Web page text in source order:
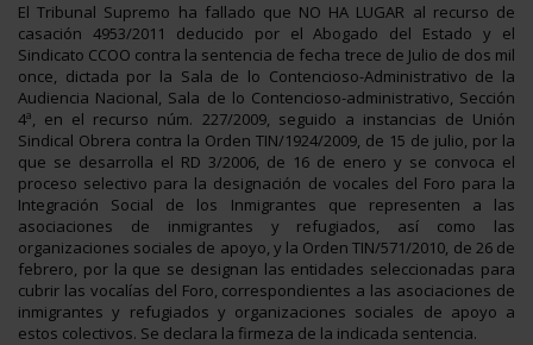
El Tribunal Supremo ha fallado que NO HA LUGAR al recurso de
casación 4953/2011 deducido por el Abogado del Estado y el
Sindicato CCOO contra la sentencia de fecha trece de Julio de dos mil
once, dictada por la Sala de lo Contencioso-Administrativo de la
Audiencia Nacional, Sala de lo Contencioso-administrativo, Sección
4ª, en el recurso núm. 227/2009, seguido a instancias de Unión
Sindical Obrera contra la Orden TIN/1924/2009, de 15 de julio, por la
que se desarrolla el RD 3/2006, de 16 de enero y se convoca el
proceso selectivo para la designación de vocales del Foro para la
Integración Social de los Inmigrantes que representen a las
asociaciones de inmigrantes y refugiados, así como las
organizaciones sociales de apoyo, y la Orden TIN/571/2010, de 26 de
febrero, por la que se designan las entidades seleccionadas para
cubrir las vocalías del Foro, correspondientes a las asociaciones de
inmigrantes y refugiados y organizaciones sociales de apoyo a
estos colectivos. Se declara la firmeza de la indicada sentencia.